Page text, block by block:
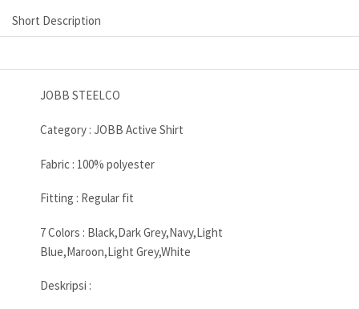
Short Description
JOBB STEELCO
Category : JOBB Active Shirt
Fabric : 100% polyester
Fitting : Regular fit
7 Colors : Black,Dark Grey,Navy,Light
Blue,Maroon,Light Grey,White
Deskripsi :